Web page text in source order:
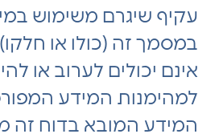
עקיף שיגרם משימוש
במסמך זה (כולו או חלקו),
אינם יכולים לערוב או
למהימנות המידע
המידע המובא בדוח זה